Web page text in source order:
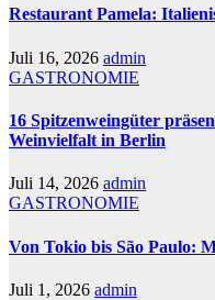
Restaurant Pamela:
Juli 16, 2026 admin
GASTRONOMIE
16 Spitzenweingüter
Weinvielfalt in Berlin
Juli 14, 2026 admin
GASTRONOMIE
Von Tokio bis São Paulo:
Juli 1, 2026 admin